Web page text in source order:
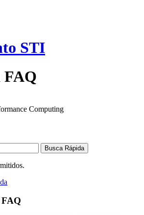
STI
FAQ
Computing
Busca Rápida